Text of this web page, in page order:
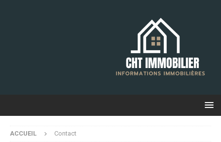
ACCUEIL Contact